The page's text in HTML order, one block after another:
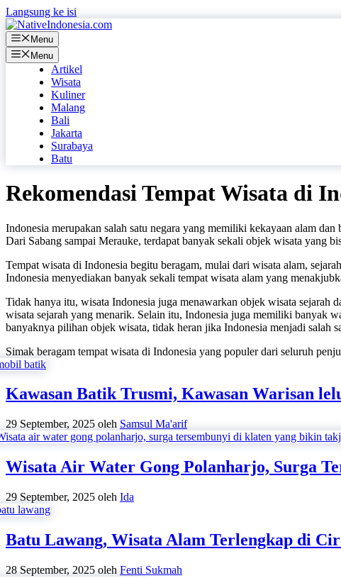
Langsung ke isi
Menu
Menu
Artikel
Wisata
Kuliner
Malang
Bali
Jakarta
Surabaya
Batu
Rekomendasi Tempat Wisata di
Indonesia merupakan salah satu negara yang memiliki kekayaan alam
Dari Sabang sampai Merauke, terdapat banyak sekali objek wisata yang
Tempat wisata di Indonesia begitu beragam, mulai dari wisata alam,
Indonesia menyediakan banyak sekali tempat wisata alam yang
Tidak hanya itu, wisata Indonesia juga menawarkan objek wisata sejarah
wisata sejarah yang menarik. Selain itu, Indonesia juga memiliki banyak
banyaknya pilihan objek wisata, tidak heran jika Indonesia menjadi salah
Simak beragam tempat wisata di Indonesia yang populer dari seluruh
Kawasan Batik Trusmi, Kawasan Warisan
29 September, 2025 oleh Samsul Ma'arif
Wisata Air Water Gong Polanharjo, Surga
29 September, 2025 oleh Ida
Batu Lawang, Wisata Alam Terlengkap di
28 September, 2025 oleh Fenti Sukmah